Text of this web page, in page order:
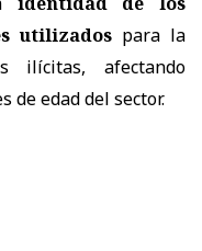
utilizados para la
ilícitas, afectando
de edad del sector.